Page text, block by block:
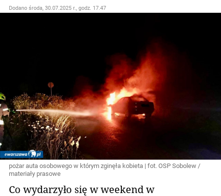
Dodano środa, 30.07.2025 r., godz. 17.47
pożar auta osobowego w którym zginęła kobieta | fot. OSP Sobolew /
materiały prasowe
Co wydarzyło się w weekend w